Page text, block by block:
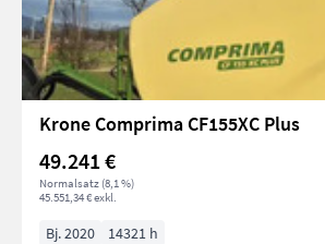
Krone Comprima CF155XC Plus
49.241 €
Normalsatz (8,1 %)
45.551,34 € exkl.
Bj. 2020 14321 h